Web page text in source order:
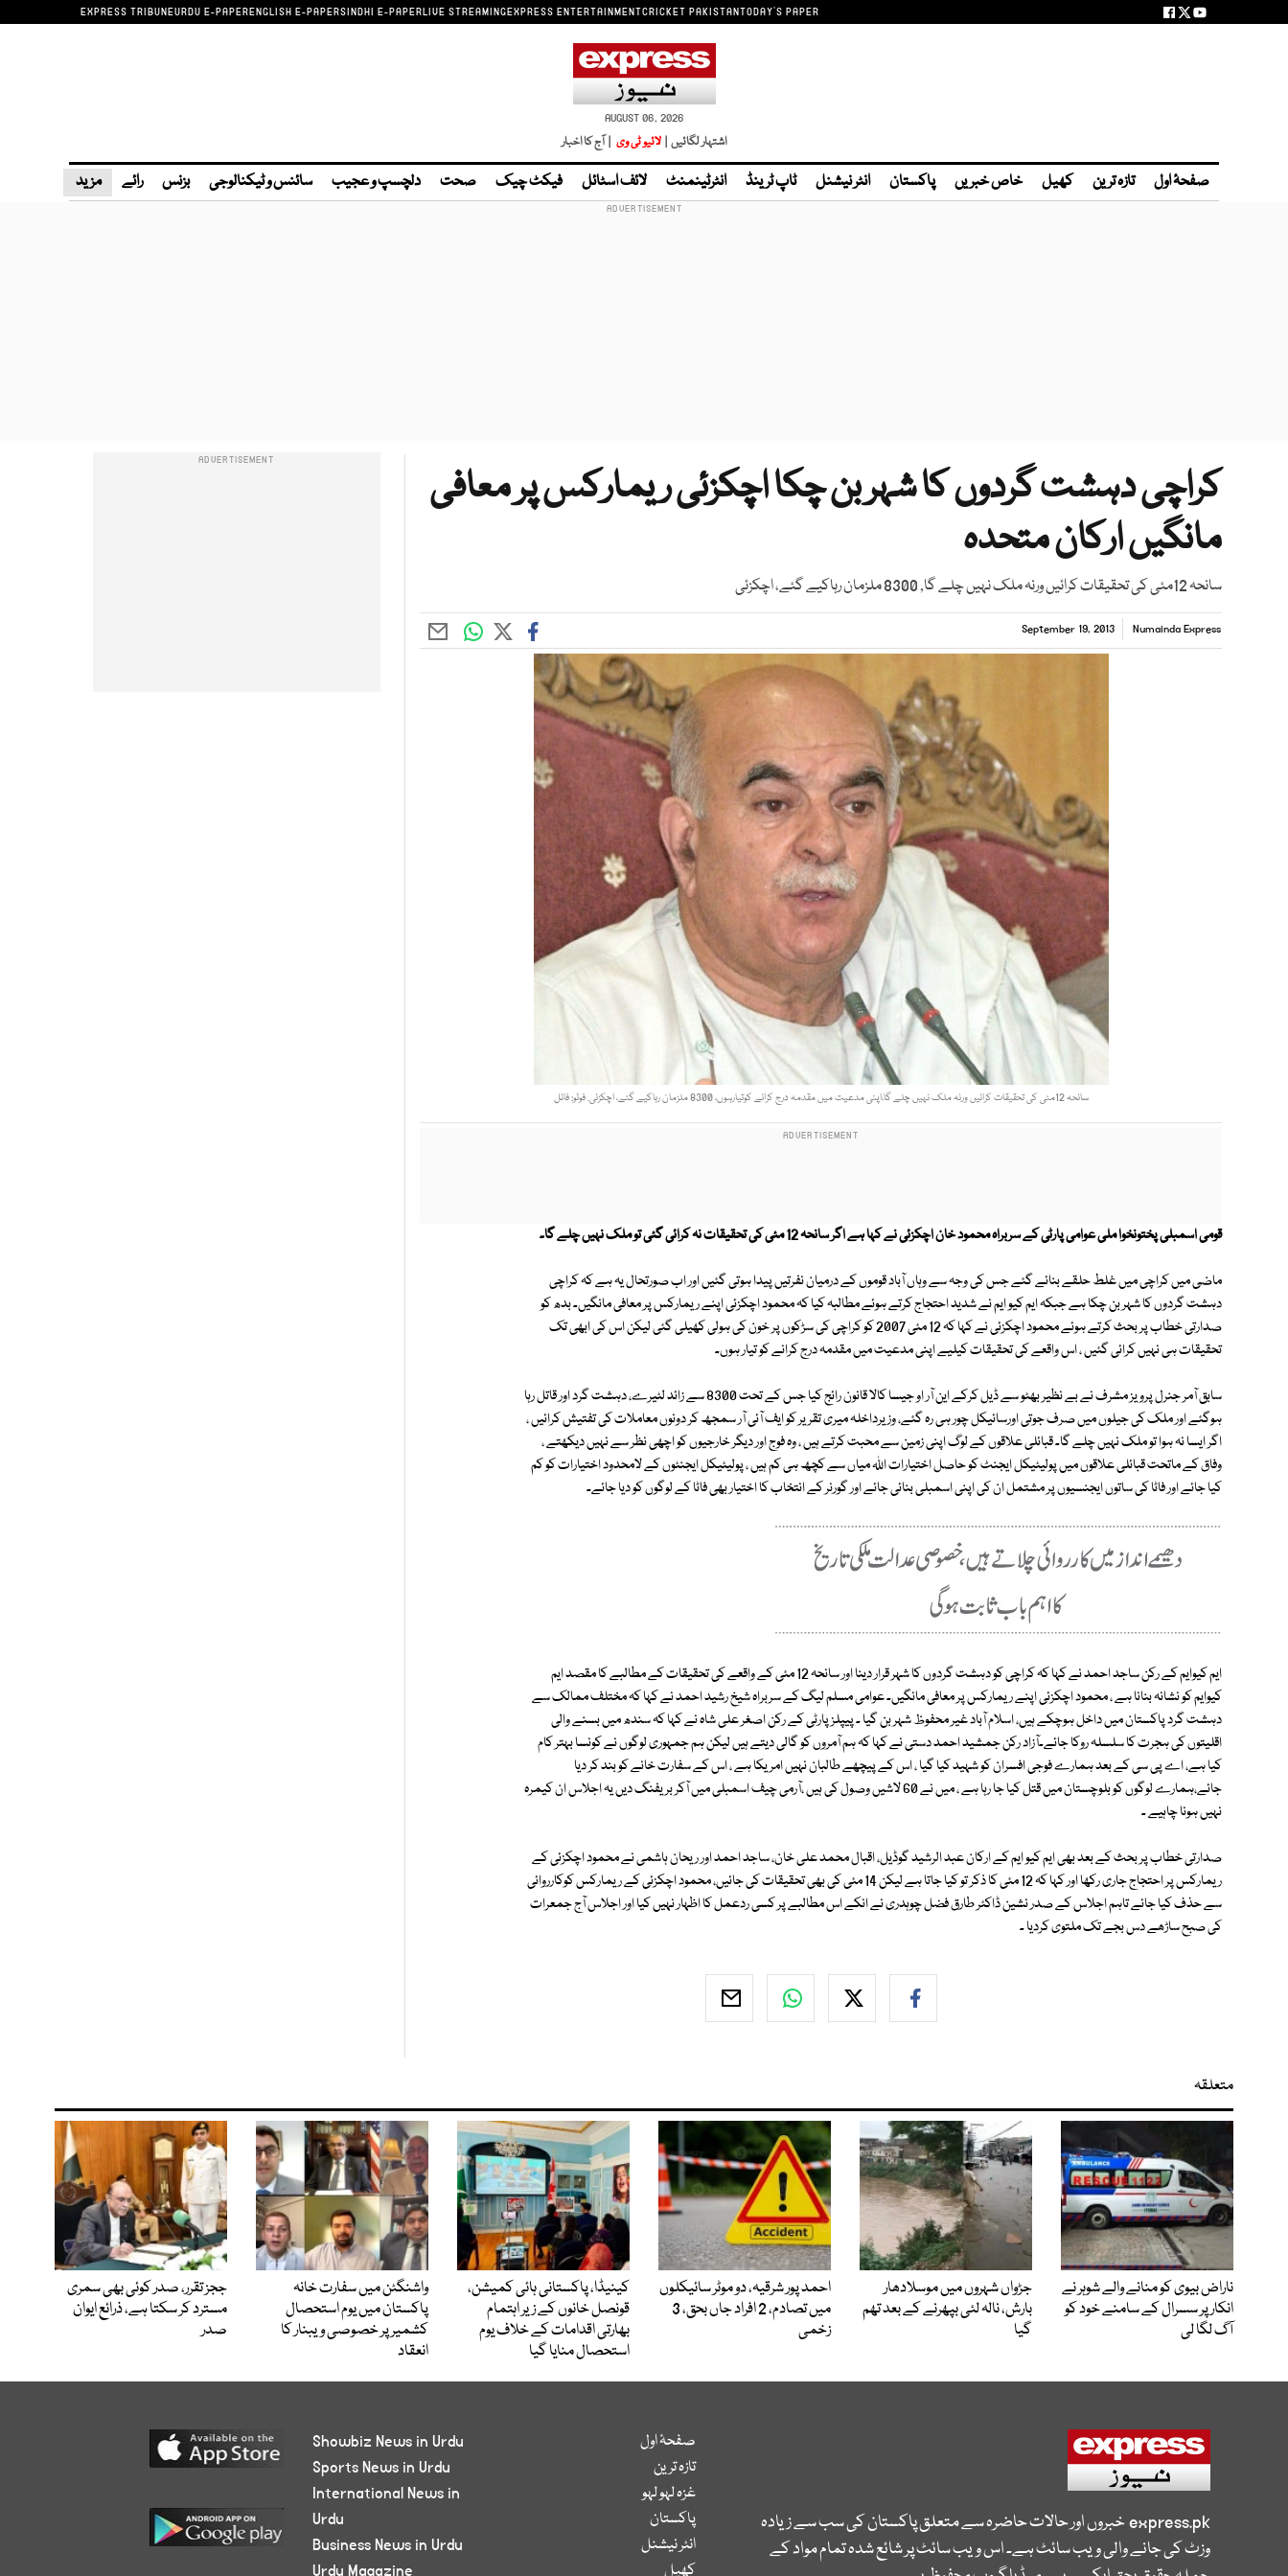
EXPRESS TRIBUNEURDU E-PAPERENGLISH E-PAPERSINDHI E-PAPERLIVE STREAMINGEXPRESS ENTERTAINMENTCRICKET PAKISTANTODAY'S PAPER
AUGUST 06, 2026
اشتہار لگائیں | لائیو ٹی وی | آج کا اخبار
صفحۂ اول تازہ ترین کھیل خاص خبریں پاکستان انٹر نیشنل ٹاپ ٹرینڈ انٹرٹینمنٹ لائف اسٹائل فیکٹ چیک صحت دلچسپ و عجیب سائنس و ٹیکنالوجی بزنس رائے مزید
کراچی دہشت گردوں کا شہر بن چکا اچکزئی ریمارکس پر معافی
مانگیں ارکان متحدہ
سانحہ 12مئی کی تحقیقات کرائیں ورنہ ملک نہیں چلے گا, 8300 ملزمان رہاکیے گئے، اچکزئی
Numainda Express
September 19, 2013
سانحہ 12مئی کی تحقیقات کرائیں ورنہ ملک نہیں چلے گا،اپنی مدعیت میں مقدمہ درج کرانے کوتیارہوں، 8300 ملزمان رہاکیے گئے، اچکزئی. فوٹو: فائل
قومی اسمبلی پختونخوا ملی عوامی پارٹی کے سربراہ محمود خان اچکزئی نے کہا ہے اگر سانحہ 12 مئی کی تحقیقات نہ کرائی گئی تو ملک نہیں چلے گا۔
ماضی میں کراچی میں غلط حلقے بنائے گئے جس کی وجہ سے وہاں آباد قوموں کے درمیان نفرتیں پیدا ہوتی گئیں اور اب صورتحال یہ ہے کہ کراچی
دہشت گردوں کا شہر بن چکا ہے جبکہ ایم کیو ایم نے شدید احتجاج کرتے ہوئے مطالبہ کیا کہ محمود اچکزئی اپنے ریمارکس پر معافی مانگیں۔ بدھ کو
صدارتی خطاب پر بحث کرتے ہوئے محمود اچکزئی نے کہا کہ 12 مئی 2007 کو کراچی کی سڑکوں پر خون کی ہولی کھیلی گئی لیکن اس کی ابھی تک
تحقیقات ہی نہیں کرائی گئیں ، اس واقعے کی تحقیقات کیلیے اپنی مدعیت میں مقدمہ درج کرانے کو تیار ہوں۔
سابق آمر جنرل پرویز مشرف نے بے نظیر بھٹو سے ڈیل کرکے این آر او جیسا کالا قانون رائج کیا جس کے تحت 8300 سے زائد لٹیرے، دہشت گرد اور قاتل رہا
ہوگئے اور ملک کی جیلوں میں صرف جوتی اورسائیکل چور ہی رہ گئے، وزیرداخلہ میری تقریر کو ایف آئی آر سمجھ کر دونوں معاملات کی تفتیش کرائیں ،
اگر ایسا نہ ہوا تو ملک نہیں چلے گا۔ قبائلی علاقوں کے لوگ اپنی زمین سے محبت کرتے ہیں ، وہ فوج اور دیگر خارجیوں کو اچھی نظر سے نہیں دیکھتے ،
وفاق کے ماتحت قبائلی علاقوں میں پولیٹیکل ایجنٹ کو حاصل اختیارات اللہ میاں سے کچھ ہی کم ہیں ، پولیٹیکل ایجنٹوں کے لامحدود اختیارات کو کم
کیا جائے اور فاٹا کی ساتوں ایجنسیوں پر مشتمل ان کی اپنی اسمبلی بنائی جائے اور گورنر کے انتخاب کا اختیار بھی فاٹا کے لوگوں کو دیا جائے۔
ایم کیوایم کے رکن ساجد احمد نے کہا کہ کراچی کو دہشت گردوں کا شہر قرار دینا اور سانحہ 12 مئی کے واقعے کی تحقیقات کے مطالبے کا مقصد ایم
کیوایم کو نشانہ بنانا ہے ، محمود اچکزئی اپنے ریمارکس پر معافی مانگیں۔ عوامی مسلم لیگ کے سربراہ شیخ رشید احمد نے کہا کہ مختلف ممالک سے
دہشت گرد پاکستان میں داخل ہوچکے ہیں، اسلام آباد غیر محفوظ شہر بن گیا ۔ پیپلز پارٹی کے رکن اصغر علی شاہ نے کہا کہ سندھ میں بسنے والی
اقلیتوں کی ہجرت کا سلسلہ روکا جائے۔آزاد رکن جمشید احمد دستی نے کہا کہ ہم آمروں کو گالی دیتے ہیں لیکن ہم جمہوری لوگوں نے کونسا بہتر کام
کیا ہے، اے پی سی کے بعد ہمارے فوجی افسران کو شہید کیا گیا ، اس کے پیچھے طالبان نہیں امریکا ہے ، اس کے سفارت خانے کو بند کر دیا
جائے،ہمارے لوگوں کو بلوچستان میں قتل کیا جا رہا ہے ، میں نے 60 لاشیں وصول کی ہیں ،آرمی چیف اسمبلی میں آکر بریفنگ دیں یہ اجلاس ان کیمرہ
نہیں ہونا چاہیے ۔
صدارتی خطاب پر بحث کے بعد بھی ایم کیو ایم کے ارکان عبد الرشید گوڈیل، اقبال محمد علی خان، ساجد احمد اور ریحان ہاشمی نے محمود اچکزئی کے
ریمارکس پر احتجاج جاری رکھا اور کہا کہ 12 مئی کا ذکر تو کیا جاتا ہے لیکن 14 مئی کی بھی تحقیقات کی جائیں، محمود اچکزئی کے ریمارکس کوکارروائی
سے حذف کیا جائے تاہم اجلاس کے صدر نشین ڈاکٹر طارق فضل چوہدری نے انکے اس مطالبے پر کسی ردعمل کا اظہار نہیں کیا اور اجلاس آج جمعرات
کی صبح ساڑھے دس بجے تک ملتوی کردیا ۔
متعلقہ
ناراض بیوی کو منانے والے شوہر نے
انکار پر سسرال کے سامنے خود کو
آگ لگا لی
جڑواں شہروں میں موسلادھار
بارش، نالہ لئی بپھرنے کے بعد تھم
گیا
احمد پور شرقیہ، دو موٹر سائیکلوں
میں تصادم، 2 افراد جاں بحق، 3
زخمی
کینیڈا، پاکستانی ہائی کمیشن،
قونصل خانوں کے زیر اہتمام
بھارتی اقدامات کے خلاف یوم
استحصال منایا گیا
واشنگٹن میں سفارت خانہ
پاکستان میں یوم استحصال
کشمیر پر خصوصی ویبنار کا
انعقاد
ججز تقرر، صدر کوئی بھی سمری
مسترد کر سکتا ہے، ذرائع ایوان
صدر
express.pkخبروں اور حالات حاضرہ سے متعلق پاکستان کی سب سے زیادہ
وزٹ کی جانے والی ویب سائٹ ہے۔ اس ویب سائٹ پر شائع شدہ تمام مواد کے
صفحۂ اول
تازہ ترین
غزہ لہو لہو
پاکستان
انٹر نیشنل
کھیل
Showbiz News in Urdu
Sports News in Urdu
International News in
Urdu
Business News in Urdu
Urdu Magazine